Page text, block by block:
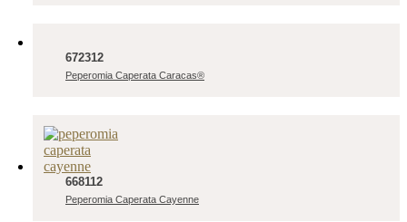
672312
Peperomia Caperata Caracas®
668112
Peperomia Caperata Cayenne